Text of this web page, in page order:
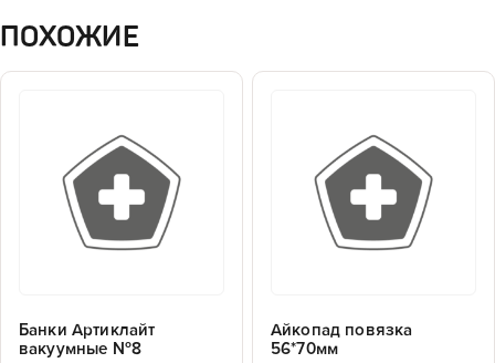
ПОХОЖИЕ
Банки Артиклайт
вакуумные №8
Айкопад повязка
56*70мм